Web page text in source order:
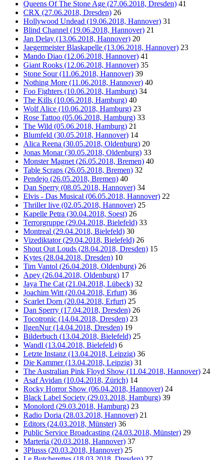
Queens Of The Stone Age (27.06.2018, Dresden) 41
CRX (27.06.2018, Dresden) 26
Hollywood Undead (19.06.2018, Hannover) 31
Blind Channel (19.06.2018, Hannover) 21
Jan Delay (13.06.2018, Hannover) 20
Jaegermeister Blaskapelle (13.06.2018, Hannover) 23
Mando Diao (12.06.2018, Hannover) 41
Giant Rooks (12.06.2018, Hannover) 35
Stone Sour (11.06.2018, Hannover) 39
Nothing More (11.06.2018, Hannover) 40
Foo Fighters (10.06.2018, Hamburg) 34
The Kills (10.06.2018, Hamburg) 40
Wolf Alice (10.06.2018, Hamburg) 23
Rose Tattoo (05.06.2018, Hamburg) 33
The Wild (05.06.2018, Hamburg) 21
Blumfeld (30.05.2018, Hannover) 14
Alica Reena (30.05.2018, Oldenburg) 20
Jonas Monar (30.05.2018, Oldenburg) 33
Monster Magnet (26.05.2018, Bremen) 40
Table Scraps (26.05.2018, Bremen) 32
Pendejo (26.05.2018, Bremen) 40
Dan Sperry (08.05.2018, Hannover) 34
Elvis - Das Musical (06.05.2018, Hannover) 22
Thriller live (02.05.2018, Hannover) 25
Kapelle Petra (30.04.2018, Soest) 26
Terrorgruppe (29.04.2018, Bielefeld) 33
Montreal (29.04.2018, Bielefeld) 30
Vizediktator (29.04.2018, Bielefeld) 26
Shout Out Louds (28.04.2018, Dresden) 15
Kytes (28.04.2018, Dresden) 10
Tim Vantol (26.04.2018, Oldenburg) 26
Apey (26.04.2018, Oldenburg) 17
Jaya The Cat (21.04.2018, Lübeck) 32
Joachim Witt (20.04.2018, Erfurt) 36
Scarlet Dorn (20.04.2018, Erfurt) 25
Dan Sperry (17.04.2018, Dresden) 26
Tocotronic (14.04.2018, Dresden) 23
IlgenNur (14.04.2018, Dresden) 19
Bilderbuch (13.04.2018, Bielefeld) 25
Wandl (13.04.2018, Bielefeld) 6
Letzte Instanz (13.04.2018, Leipzig) 36
Die Kammer (13.04.2018, Leipzig) 31
The Australian Pink Floyd Show (11.04.2018, Hannover) 24
Asaf Avidan (10.04.2018, Zürich) 14
Rocky Horror Show (06.04.2018, Hannover) 24
Black Label Society (29.03.2018, Hamburg) 39
Monolord (29.03.2018, Hamburg) 23
Radio Doria (28.03.2018, Hannover) 21
Editors (24.03.2018, Münster) 36
Public Service Broadcasting (24.03.2018, Münster) 29
Marteria (20.03.2018, Hannover) 37
3Plusss (20.03.2018, Hannover) 25